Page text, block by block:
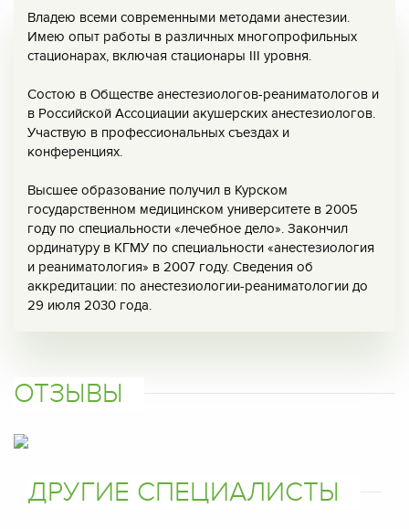
Владею всеми современными методами анестезии.
Имею опыт работы в различных многопрофильных
стационарах, включая стационары III уровня.
Состою в Обществе анестезиологов-реаниматологов и
в Российской Ассоциации акушерских анестезиологов.
Участвую в профессиональных съездах и
конференциях.
Высшее образование получил в Курском
государственном медицинском университете в 2005
году по специальности «лечебное дело». Закончил
ординатуру в КГМУ по специальности «анестезиология
и реаниматология» в 2007 году. Сведения об
аккредитации: по анестезиологии-реаниматологии до
29 июля 2030 года.
ОТЗЫВЫ
ДРУГИЕ СПЕЦИАЛИСТЫ